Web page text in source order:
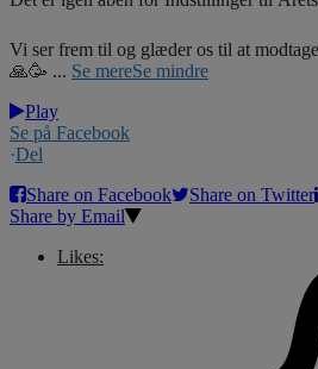
Vi ser frem til og glæder os til at
🙏🥳 ... Se mereSe mindre
Play
Se på Facebook
·Del
Share on Facebook
Share on Twitter
Share by Email
Likes: